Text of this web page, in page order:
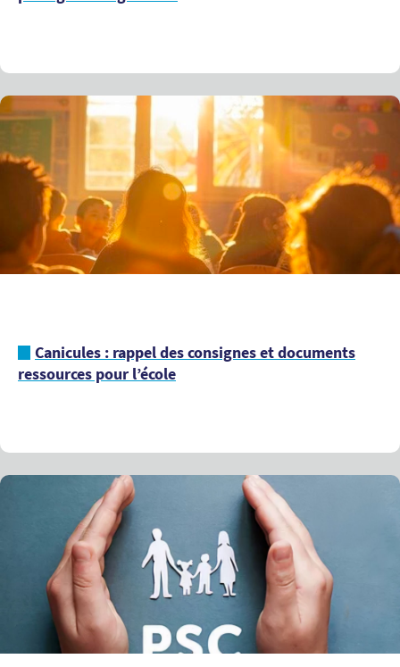
Canicules : rappel des consignes et documents
ressources pour l’école